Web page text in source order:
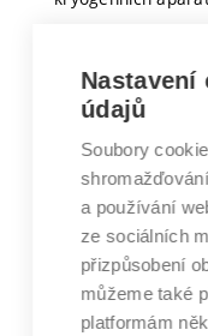
pevným aspect
studovat
teplotách kolem 5
aspect ratio,
okrajových
velkorozměrovou
režimy RBC.
simulacemi ve
Nastavení
údajů
Soubory
a používání
ze sociálních
přizpůsobení
můžeme také
platformám